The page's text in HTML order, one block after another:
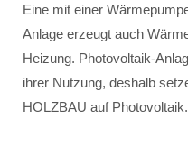
Eine mit einer
Anlage erzeugt auch
Heizung. Photovoltaik-
ihrer Nutzung, deshalb
HOLZBAU auf Photovoltaik.